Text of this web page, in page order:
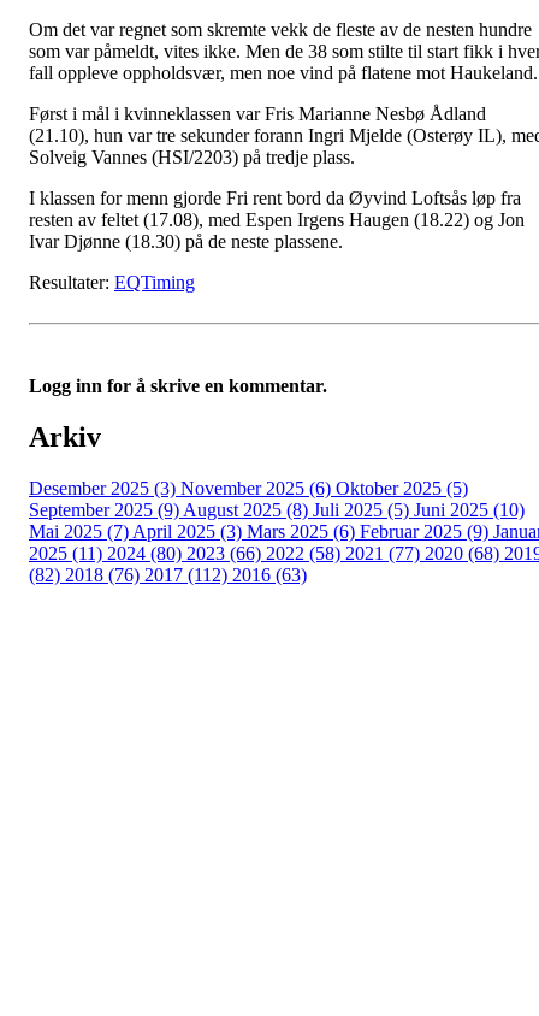
Om det var regnet som skremte vekk de fleste av de nesten hundre
som var påmeldt, vites ikke. Men de 38 som stilte til start fikk i
fall oppleve oppholdsvær, men noe vind på flatene mot
Først i mål i kvinneklassen var Fris Marianne Nesbø Ådland
(21.10), hun var tre sekunder forann Ingri Mjelde (Osterøy IL),
Solveig Vannes (HSI/2203) på tredje plass.
I klassen for menn gjorde Fri rent bord da Øyvind Loftsås løp fra
resten av feltet (17.08), med Espen Irgens Haugen (18.22) og Jon
Ivar Djønne (18.30) på de neste plassene.
Resultater: EQTiming
Logg inn for å skrive en kommentar.
Arkiv
Desember 2025 (3) November 2025 (6) Oktober 2025 (5)
September 2025 (9) August 2025 (8) Juli 2025 (5) Juni 2025 (10)
Mai 2025 (7) April 2025 (3) Mars 2025 (6) Februar 2025 (9)
2025 (11) 2024 (80) 2023 (66) 2022 (58) 2021 (77) 2020 (68)
(82) 2018 (76) 2017 (112) 2016 (63)